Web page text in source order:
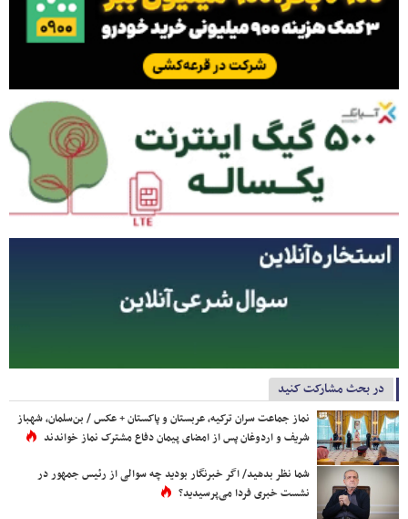
در بحث مشارکت کنید
نماز جماعت سران ترکیه، عربستان و پاکستان + عکس / بن‌سلمان، شهباز
شریف و اردوغان پس از امضای پیمان دفاع مشترک نماز خواندند
شما نظر بدهید/ اگر خبرنگار بودید چه سوالی از رئیس جمهور در
نشست خبری فردا می‌پرسیدید؟